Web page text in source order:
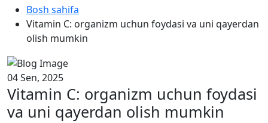
Bosh sahifa
Vitamin C: organizm uchun foydasi va uni qayerdan
olish mumkin
04 Sen, 2025
Vitamin C: organizm uchun foydasi
va uni qayerdan olish mumkin